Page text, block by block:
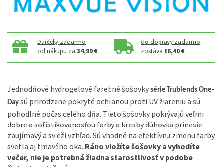
Darčeky zadarmo
od nákupu za34,99 €
do dopravy zadarmo
zostáva 66,40 €
Jednodňové hydrogelové farebné šošovky série Trublends One-
Day sú prirodzene pokryté ochranou proti UV žiareniu a sú
pohodlné počas celého dňa. Tieto šošovky pokrývajú veľmi
dobre a sofistikovanosťou farby a kresby dúhovka prinesie
zaujímavý a svieži vzhľad. Sú vhodné na efektívnu zmenu farby
svetla aj tmavého oka. Ráno vložíte šošovky a vyhodíte
večer, nie je potrebná žiadna starostlivosť v podobe